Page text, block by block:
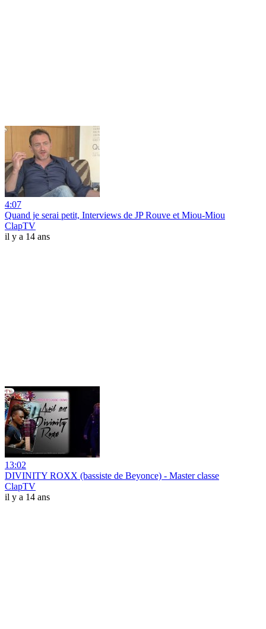
4:07
Quand je serai petit, Interviews de JP Rouve et Miou-Miou
ClapTV
il y a 14 ans
13:02
DIVINITY ROXX (bassiste de Beyonce) - Master classe
ClapTV
il y a 14 ans